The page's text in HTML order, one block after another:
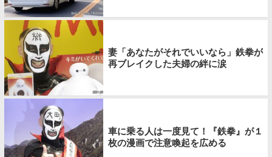
妻「あなたがそれでいいなら」鉄拳が
再ブレイクした夫婦の絆に涙
車に乗る人は一度見て！『鉄拳』が１
枚の漫画で注意喚起を広める